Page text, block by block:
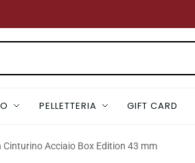
PELLETTERIA GIFT CARD
Cinturino Acciaio Box Edition 43 mm